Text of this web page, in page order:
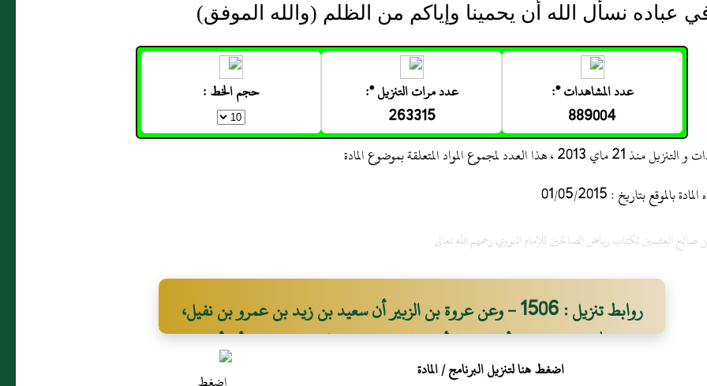
عباده نسأل الله أن يحمينا وإياكم من الظلم (والله الموفق)
عدد المشاهدات *:
889004
عدد مرات التنزيل *:
263315
حجم الخط :
العدد لمجموع المواد المتعلقة بموضوع المادة
بتاريخ : 01/05/2015
العثيمين لكتاب رياض الصالحين للإمام النووي رحمهم الله تعالى
روابط تنزيل : 1506 - وعن عروة بن الزبير أن سعيد بن زيد بن عمرو بن نفيل،
رضي الله عنه خاصمته أروى بنت أوس إلى مروان بن الحكم، وادعت أنه أخذ
شيئاً من أرضها، فقال سعيد: أنا كنت آخذ من أرضها شيئاً بعد الذي سمعت
اضغط هنا لتنزيل البرنامج / المادة